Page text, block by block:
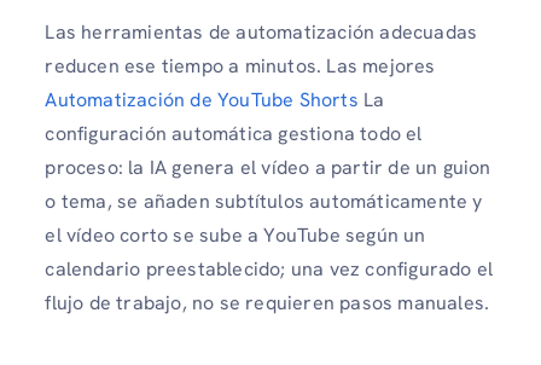
Las herramientas de automatización adecuadas
reducen ese tiempo a minutos. Las mejores
Automatización de YouTube Shorts La
configuración automática gestiona todo el
proceso: la IA genera el vídeo a partir de un guion
o tema, se añaden subtítulos automáticamente y
el vídeo corto se sube a YouTube según un
calendario preestablecido; una vez configurado el
flujo de trabajo, no se requieren pasos manuales.